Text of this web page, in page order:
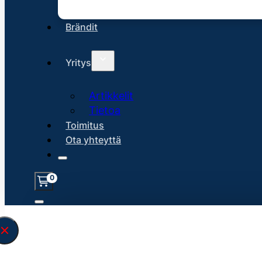
Brändit
Yritys
Artikkelit
Tietoa
Toimitus
Ota yhteyttä
0